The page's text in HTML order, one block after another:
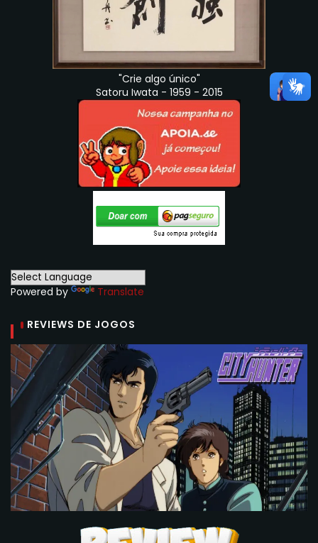
"Crie algo único"
Satoru Iwata - 1959 - 2015
Powered by Translate
REVIEWS DE JOGOS